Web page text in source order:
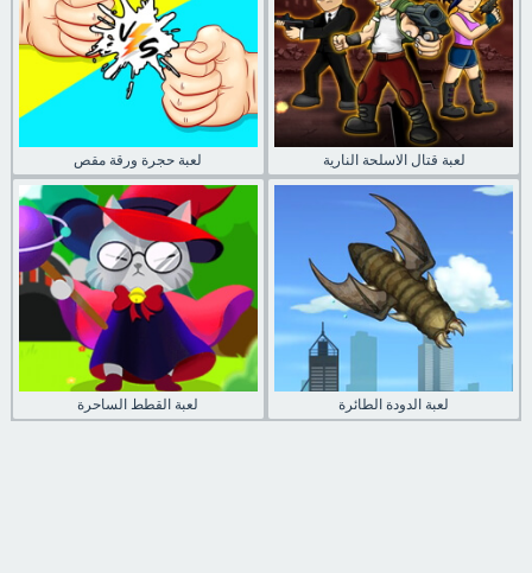
لعبة حجرة ورقة مقص لعبة قتال الاسلحة النارية
لعبة القطط الساحرة لعبة الدودة الطائرة